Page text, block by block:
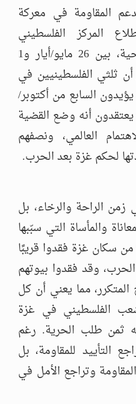
المقاومة في معركة
المركز الفلسطيني
للبحوث السياسية والمسحية، بين 26 مايو/أيار و1
2024، أظهر أن ثلثي الفلسطينيين في
السابع من أكتوبر/
الأول. كما أن 80% يعتقدون أنه وضع القضية
العالمي، ونصفهم
لحكم غزة بعد الحرب.
الراحة والرخاء، بل
والمأساة التي سبّبها
الإسرائيلي. 80% من سكان غزة فقدوا قريبًا
وقد فقدوا بيوتهم
مما يعني أن كل
الفلسطيني في غزة
ثمن طلب الحرية. رغم
التأييد للمقاومة، بل
وتراجع الأمل في